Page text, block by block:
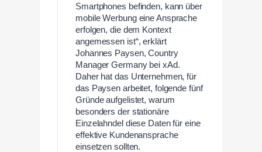
Smartphones befinden, kann über
mobile Werbung eine Ansprache
erfolgen, die dem Kontext
angemessen ist“, erklärt
Johannes Paysen, Country
Manager Germany bei xAd.
Daher hat das Unternehmen, für
das Paysen arbeitet, folgende fünf
Gründe aufgelistet, warum
besonders der stationäre
Einzelahndel diese Daten für eine
effektive Kundenansprache
einsetzen sollten.